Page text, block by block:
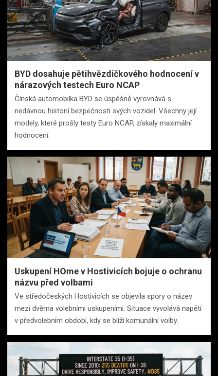
BYD dosahuje pětihvězdičkového hodnocení v
nárazových testech Euro NCAP
Čínská automobilka BYD se úspěšně vyrovnává s
nedávnou historií bezpečnosti svých vozidel. Všechny její
modely, které prošly testy Euro NCAP, získaly maximální
hodnocení.
Uskupení HOme v Hostivicích bojuje o ochranu
názvu před volbami
Ve středočeských Hostivicích se objevila spory o název
mezi dvěma volebními uskupeními. Situace vyvolává napětí
v předvolebním období, kdy se blíží komunální volby.